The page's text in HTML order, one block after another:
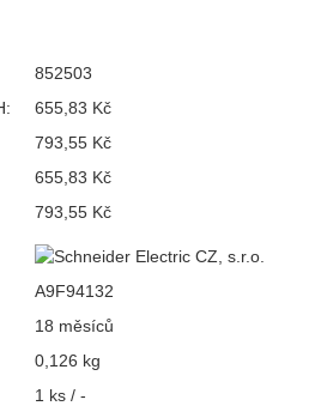
852503
655,83 Kč
793,55 Kč
655,83 Kč
793,55 Kč
A9F94132
18 měsíců
0,126 kg
1 ks / -